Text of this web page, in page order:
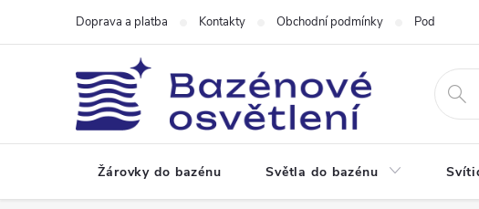
Doprava a platba Kontakty Obchodní podmínky Podmínky
Žárovky do bazénu Světla do bazénu